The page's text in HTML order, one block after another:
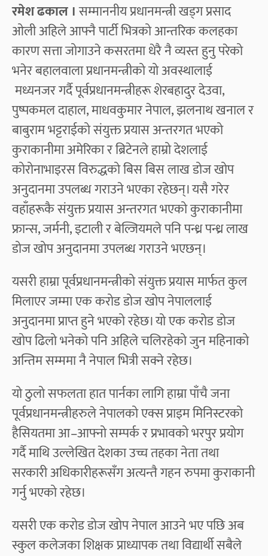
रमेश ढकाल ।सम्माननीय प्रधानमन्त्री खड्ग प्रसाद
ओली अहिले आफ्नै पार्टी भित्रको आन्तरिक कलहका
कारण सत्ता जोगाउने कसरतमा धेरै नै व्यस्त हुनु परेको
भनेर बहालवाला प्रधानमन्त्रीको यो अवस्थालाई
मध्यनजर गर्दै पूर्वप्रधानमन्त्रीहरू शेरबहादुर देउवा,
पुष्पकमल दाहाल, माधवकुमार नेपाल, झलनाथ खनाल र
बाबुराम भट्टराईको संयुक्त प्रयास अन्तरगत भएको
कुराकानीमा अमेरिका र ब्रिटेनले हाम्रो देशलाई
कोरोनाभाइरस विरुद्धको बिस बिस लाख डोज खोप
अनुदानमा उपलब्ध गराउने भएका रहेछन्। यसै गरेर
वहाँहरूकै संयुक्त प्रयास अन्तरगत भएको कुराकानीमा
फ्रान्स, जर्मनी, इटाली र बेल्जियमले पनि पन्ध्र पन्ध्र लाख
डोज खोप अनुदानमा उपलब्ध गराउने भएछन्।
यसरी हाम्रा पूर्वप्रधानमन्त्रीको संयुक्त प्रयास मार्फत कुल
मिलाएर जम्मा एक करोड डोज खोप नेपाललाई
अनुदानमा प्राप्त हुने भएको रहेछ। यो एक करोड डोज
खोप ढिलो भनेको पनि अहिले चलिरहेको जुन महिनाको
अन्तिम सम्ममा नै नेपाल भित्री सक्ने रहेछ।
यो ठुलो सफलता हात पार्नका लागि हाम्रा पाँचै जना
पूर्वप्रधानमन्त्रीहरुले नेपालको एक्स प्राइम मिनिस्टरको
हैसियतमा आ–आफ्नो सम्पर्क र प्रभावको भरपुर प्रयोग
गर्दै माथि उल्लेखित देशका उच्च तहका नेता तथा
सरकारी अधिकारीहरूसँग अत्यन्तै गहन रुपमा कुराकानी
गर्नु भएको रहेछ।
यसरी एक करोड डोज खोप नेपाल आउने भए पछि अब
स्कुल कलेजका शिक्षक प्राध्यापक तथा विद्यार्थी सबैले